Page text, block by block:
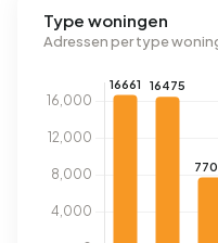
Type woningen
Adressen per type